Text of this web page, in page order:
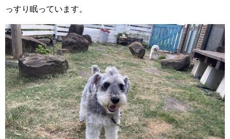
っすり眠っています。